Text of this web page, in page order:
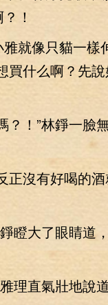
！
像只貓一樣
買什么啊？先
”林錚一臉無
沒有好喝的酒
大了眼睛道，
直氣壯地說道